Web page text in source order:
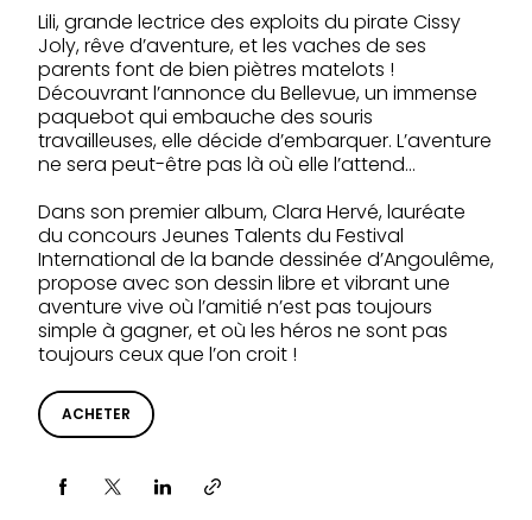
Lili, grande lectrice des exploits du pirate Cissy
Joly, rêve d’aventure, et les vaches de ses
parents font de bien piètres matelots !
Découvrant l’annonce du Bellevue, un immense
paquebot qui embauche des souris
travailleuses, elle décide d’embarquer. L’aventure
ne sera peut-être pas là où elle l’attend…
Dans son premier album, Clara Hervé, lauréate
du concours Jeunes Talents du Festival
International de la bande dessinée d’Angoulême,
propose avec son dessin libre et vibrant une
aventure vive où l’amitié n’est pas toujours
simple à gagner, et où les héros ne sont pas
toujours ceux que l’on croit !
ACHETER
Partager via